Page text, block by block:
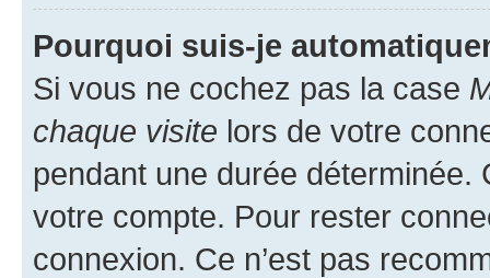
Pourquoi suis-je
Si vous ne cochez pas la case
chaque visite lors de votre
pendant une durée déterminée.
votre compte. Pour rester
connexion. Ce n’est pas